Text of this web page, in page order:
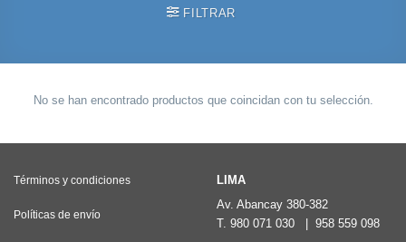
FILTRAR
No se han encontrado productos que coincidan con tu selección.
Términos y condiciones
Políticas de envío
LIMA
Av. Abancay 380-382
T. 980 071 030 958 559 098